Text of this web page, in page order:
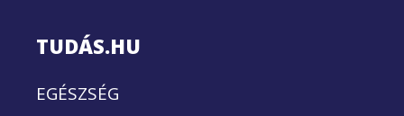
TUDÁS.HU
EGÉSZSÉG